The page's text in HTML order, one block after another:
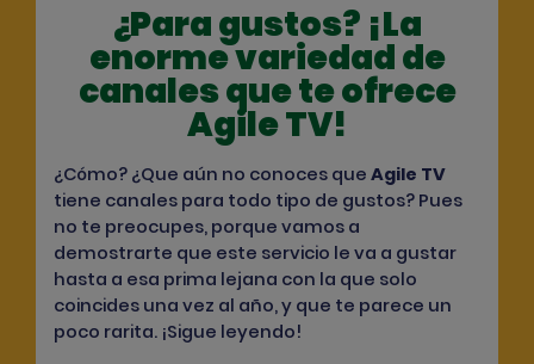
¿Para gustos? ¡La
enorme variedad de
canales que te ofrece
Agile TV!
¿Cómo? ¿Que aún no conoces que Agile TV
tiene canales para todo tipo de gustos? Pues
no te preocupes, porque vamos a
demostrarte que este servicio le va a gustar
hasta a esa prima lejana con la que solo
coincides una vez al año, y que te parece un
poco rarita. ¡Sigue leyendo!